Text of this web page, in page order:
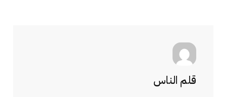
قلم الناس